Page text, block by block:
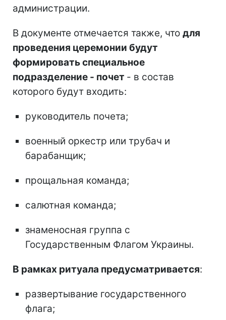
администрации.
В документе отмечается также, что для
проведения церемонии будут
формировать специальное
подразделение - почет - в состав
которого будут входить:
руководитель почета;
военный оркестр или трубач и
барабанщик;
прощальная команда;
салютная команда;
знаменосная группа с
Государственным Флагом Украины.
В рамках ритуала предусматривается:
развертывание государственного
флага;